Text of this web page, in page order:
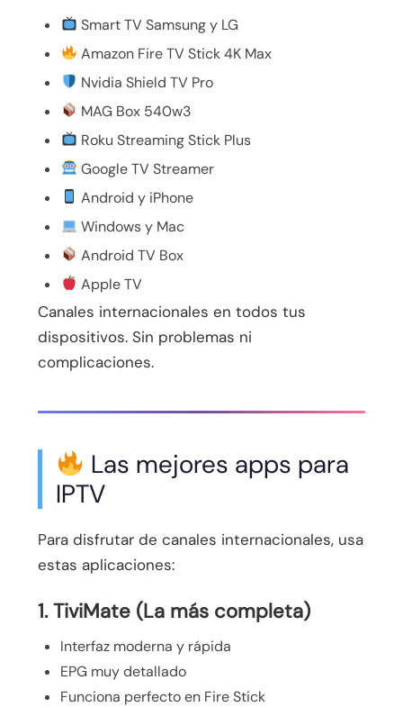
Smart TV Samsung y LG
Amazon Fire TV Stick 4K Max
Nvidia Shield TV Pro
MAG Box 540w3
Roku Streaming Stick Plus
Google TV Streamer
Android y iPhone
Windows y Mac
Android TV Box
Apple TV
Canales internacionales en todos tus
dispositivos. Sin problemas ni
complicaciones.
Las mejores apps para
IPTV
Para disfrutar de canales internacionales, usa
estas aplicaciones:
1. TiviMate (La más completa)
Interfaz moderna y rápida
EPG muy detallado
Funciona perfecto en Fire Stick